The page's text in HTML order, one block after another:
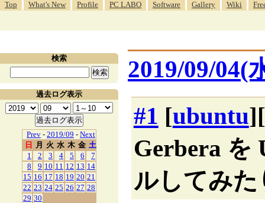
Top What's New Profile PC LABO Software Gallery Wiki
2019/09/04(
#1 [ubuntu][
Gerbera を
ルしてみた
検索
過去ログ表示
Prev - 2019/09 - Next
日
月 火 水 木 金 土
1
2 3 4 5 6
7
8
9 10 11 12 13 14
15 16 17 18 19 20 21
22 23 24 25 26 27 28
29 30